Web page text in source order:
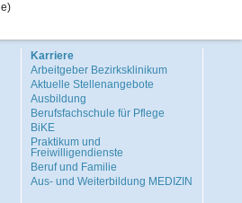
Karriere
Arbeitgeber Bezirksklinikum
Aktuelle Stellenangebote
Ausbildung
Berufsfachschule für Pflege
BiKE
Praktikum und
Freiwilligendienste
Beruf und Familie
Aus- und Weiterbildung MEDIZIN